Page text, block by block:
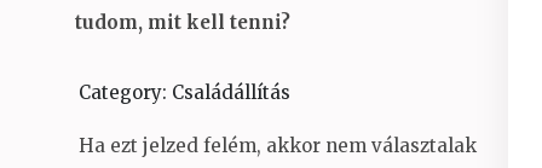
tudom, mit kell tenni?
Category: Családállítás
Ha ezt jelzed felém, akkor nem választalak